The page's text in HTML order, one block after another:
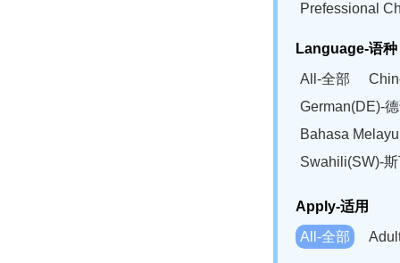
Prefessional
Language-语种
All-全部
German(DE)-
Bahasa
Swahili(SW)-
Apply-适用
All-全部